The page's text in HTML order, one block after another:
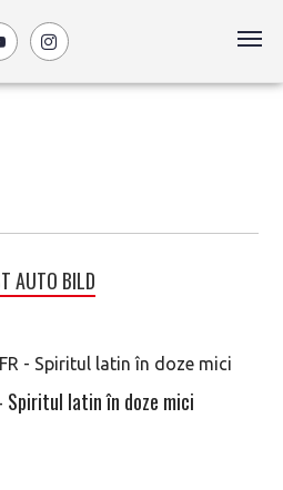
AUTO BILD
Spiritul latin în doze mici